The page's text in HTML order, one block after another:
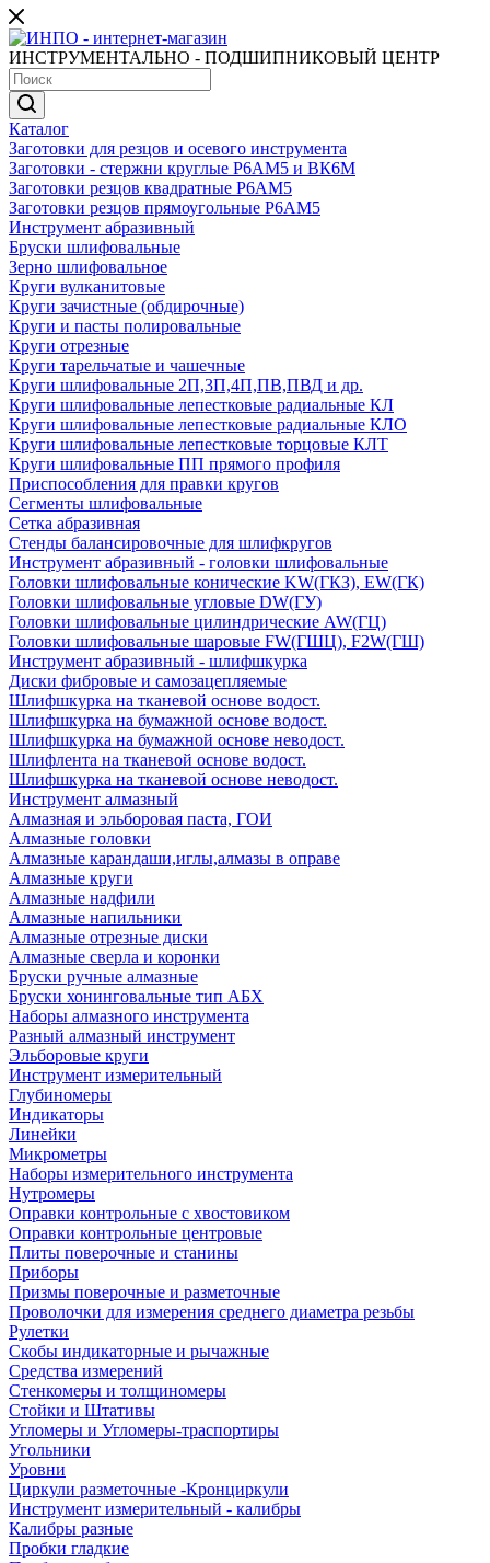
ИНСТРУМЕНТАЛЬНО - ПОДШИПНИКОВЫЙ ЦЕНТР
Каталог
Заготовки для резцов и осевого инструмента
Заготовки - стержни круглые Р6АМ5 и ВК6М
Заготовки резцов квадратные Р6АМ5
Заготовки резцов прямоугольные Р6АМ5
Инструмент абразивный
Бруски шлифовальные
Зерно шлифовальное
Круги вулканитовые
Круги зачистные (обдирочные)
Круги и пасты полировальные
Круги отрезные
Круги тарельчатые и чашечные
Круги шлифовальные 2П,3П,4П,ПВ,ПВД и др.
Круги шлифовальные лепестковые радиальные КЛ
Круги шлифовальные лепестковые радиальные КЛО
Круги шлифовальные лепестковые торцовые КЛТ
Круги шлифовальные ПП прямого профиля
Приспособления для правки кругов
Сегменты шлифовальные
Сетка абразивная
Стенды балансировочные для шлифкругов
Инструмент абразивный - головки шлифовальные
Головки шлифовальные конические KW(ГКЗ), EW(ГК)
Головки шлифовальные угловые DW(ГУ)
Головки шлифовальные цилиндрические AW(ГЦ)
Головки шлифовальные шаровые FW(ГШЦ), F2W(ГШ)
Инструмент абразивный - шлифшкурка
Диски фибровые и самозацепляемые
Шлифшкурка на тканевой основе водост.
Шлифшкурка на бумажной основе водост.
Шлифшкурка на бумажной основе неводост.
Шлифлента на тканевой основе водост.
Шлифшкурка на тканевой основе неводост.
Инструмент алмазный
Алмазная и эльборовая паста, ГОИ
Алмазные головки
Алмазные карандаши,иглы,алмазы в оправе
Алмазные круги
Алмазные надфили
Алмазные напильники
Алмазные отрезные диски
Алмазные сверла и коронки
Бруски ручные алмазные
Бруски хонинговальные тип АБХ
Наборы алмазного инструмента
Разный алмазный инструмент
Эльборовые круги
Инструмент измерительный
Глубиномеры
Индикаторы
Линейки
Микрометры
Наборы измерительного инструмента
Нутромеры
Оправки контрольные с хвостовиком
Оправки контрольные центровые
Плиты поверочные и станины
Приборы
Призмы поверочные и разметочные
Проволочки для измерения среднего диаметра резьбы
Рулетки
Скобы индикаторные и рычажные
Средства измерений
Стенкомеры и толщиномеры
Стойки и Штативы
Угломеры и Угломеры-траспортиры
Угольники
Уровни
Циркули разметочные -Кронциркули
Инструмент измерительный - калибры
Калибры разные
Пробки гладкие